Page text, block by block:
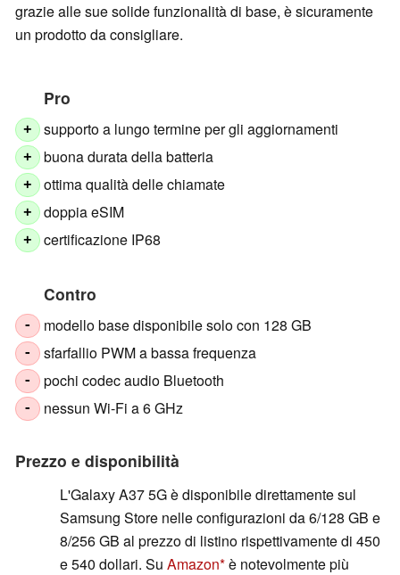
grazie alle sue solide funzionalità di base, è sicuramente
un prodotto da consigliare.
Pro
+ supporto a lungo termine per gli aggiornamenti
+ buona durata della batteria
+ ottima qualità delle chiamate
+ doppia eSIM
+ certificazione IP68
Contro
- modello base disponibile solo con 128 GB
- sfarfallio PWM a bassa frequenza
- pochi codec audio Bluetooth
- nessun Wi-Fi a 6 GHz
Prezzo e disponibilità
L'Galaxy A37 5G è disponibile direttamente sul
Samsung Store nelle configurazioni da 6/128 GB e
8/256 GB al prezzo di listino rispettivamente di 450
e 540 dollari. Su Amazon è notevolmente più